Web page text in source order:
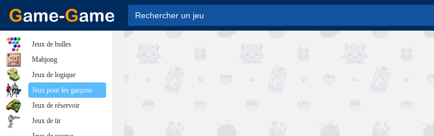
Jeux de bulles
Mahjong
Jeux de logique
Jeux pour les garçons
Jeux de réservoir
Jeux de tir